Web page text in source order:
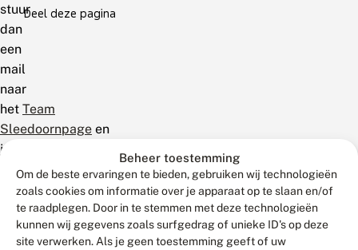
Beheer toestemming
Om de beste ervaringen te bieden, gebruiken wij technologieën
zoals cookies om informatie over je apparaat op te slaan en/of
te raadplegen. Door in te stemmen met deze technologieën
kunnen wij gegevens zoals surfgedrag of unieke ID's op deze
site verwerken. Als je geen toestemming geeft of uw
stuur
dan
een
mail
naar
het Team
Sleedoornpage en
je
krijgt
verdere
informatie.
Deel deze pagina